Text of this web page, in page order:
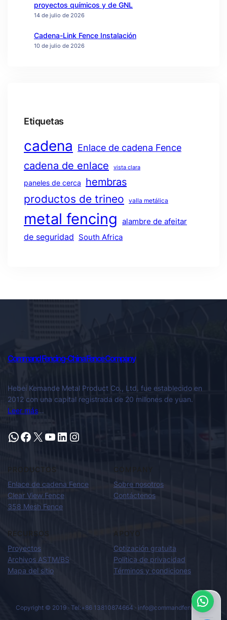
proyectos químicos y de GNL
14 de julio de 2026
Cadena-Link Fence Instalación
10 de julio de 2026
Etiquetas
cadena Enlace de cadena Fence
cadena de enlace vista clara
paneles de cerca hembras
productos de trineo valla metálica
metal fencing alambre de afeitar
de seguridad South Africa
Command Fencing-China Fence Company
Hebei Kemande Metal Product Co., Ltd. fue establecido en
2012 con una capital registrada de 20 millones de yuan.
Leer más…
PRODUCTOS
Enlace de cadena Fence
Clear View Fence
358 Mesh Fence
COMPANY
Sobre nosotros
Contáctenos
RECURSOS
Proyectos
Archivos ASTM/BS
Mapa del sitio
APOYO
Cotización gratuita
Política de privacidad
Términos y condiciones
Copyright © 2019 · Tel:+86 13810874664 · info@commandfence.com